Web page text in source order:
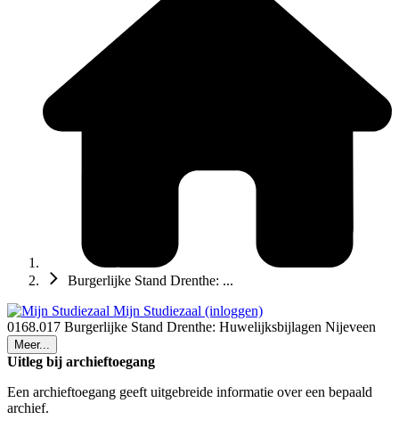
Burgerlijke Stand Drenthe: ...
Mijn Studiezaal (inloggen)
0168.017 Burgerlijke Stand Drenthe: Huwelijksbijlagen Nijeveen
Meer...
Uitleg bij archieftoegang
Een archieftoegang geeft uitgebreide informatie over een bepaald
archief.